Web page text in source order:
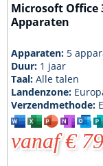
Microsoft Office
Apparaten
Apparaten: 5
Duur: 1 jaar
Taal:Alle talen
Landenzone:
Verzendmethode:
vanaf €